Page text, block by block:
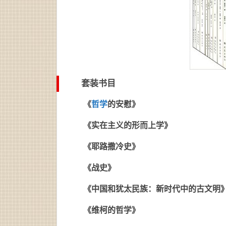
套装书目
《哲学的安慰》
《实在主义的形而上学》
《耶路撒冷史》
《战史》
《中国和犹太民族：新时代中的古文明
《维柯的哲学》